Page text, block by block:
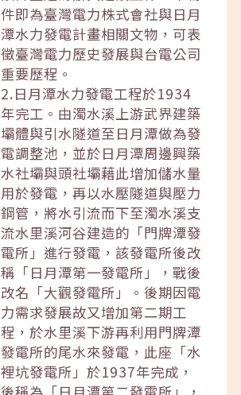
件即為臺灣電力株式會社與日月
潭水力發電計畫相關文物，可表
徵臺灣電力歷史發展與台電公司
重要歷程。
2.日月潭水力發電工程於1934
年完工。由濁水溪上游武界建築
壩體與引水隧道至日月潭做為發
電調整池，並於日月潭周邊興築
水社壩與頭社壩藉此增加儲水量
用於發電，再以水壓隧道與壓力
鋼管，將水引流而下至濁水溪支
流水里溪河谷建造的「門牌潭發
電所」進行發電，該發電所後改
稱「日月潭第一發電所」，戰後
改名「大觀發電所」。後期因電
力需求發展故又增加第二期工
程，於水里溪下游再利用門牌潭
發電所的尾水來發電，此座「水
裡坑發電所」於1937年完成，